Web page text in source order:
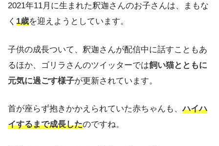
2021年11月に生まれた釈迦さんのお子さんは、まもな
く 1歳を迎えようとしています。
子供の成長ついて、釈迦さんが配信中に話すこともあ
るほか、ゴリラさんのツイッターでは飼い猫とともに
元気に過ごす様子が更新されています。
首が座らず抱きかかえられていた赤ちゃんも、ハイハ
イするまで成長したのですね。